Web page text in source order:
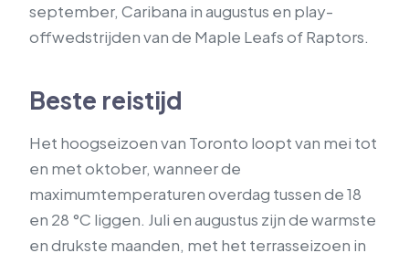
september, Caribana in augustus en play-
offwedstrijden van de Maple Leafs of Raptors.
Beste reistijd
Het hoogseizoen van Toronto loopt van mei tot
en met oktober, wanneer de
maximumtemperaturen overdag tussen de 18
en 28 °C liggen. Juli en augustus zijn de warmste
en drukste maanden, met het terrasseizoen in